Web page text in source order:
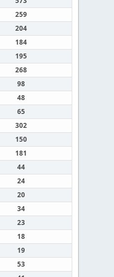
259
204
184
195
268
98
48
65
302
150
181
44
24
20
34
23
18
19
53